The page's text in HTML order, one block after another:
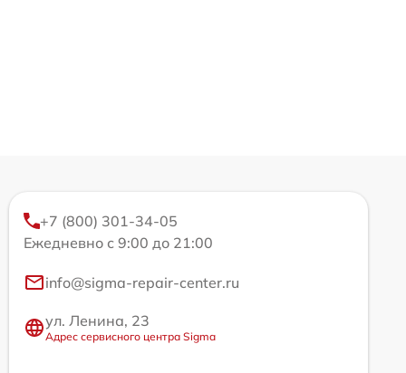
+7 (800) 301-34-05
Ежедневно с 9:00 до 21:00
info@sigma-repair-center.ru
ул. Ленина, 23
Адрес сервисного центра Sigma